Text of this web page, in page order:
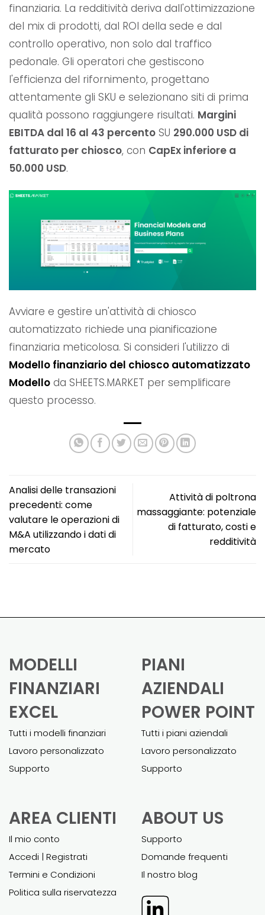
finanziaria. La redditività deriva dall'ottimizzazione
del mix di prodotti, dal ROI della sede e dal
controllo operativo, non solo dal traffico
pedonale. Gli operatori che gestiscono
l'efficienza del rifornimento, progettano
attentamente gli SKU e selezionano siti di prima
qualità possono raggiungere risultati. Margini
EBITDA dal 16 al 43 percento SU 290.000 USD di
fatturato per chiosco, con CapEx inferiore a
50.000 USD.
Avviare e gestire un'attività di chiosco
automatizzato richiede una pianificazione
finanziaria meticolosa. Si consideri l'utilizzo di
Modello finanziario del chiosco automatizzato
Modello da SHEETS.MARKET per semplificare
questo processo.
Analisi delle transazioni
precedenti: come
valutare le operazioni di
M&A utilizzando i dati di
mercato
Attività di poltrona
massaggiante: potenziale
di fatturato, costi e
redditività
MODELLI
FINANZIARI
EXCEL
Tutti i modelli finanziari
Lavoro personalizzato
Supporto
PIANI
AZIENDALI
POWER POINT
Tutti i piani aziendali
Lavoro personalizzato
Supporto
AREA CLIENTI
Il mio conto
Accedi | Registrati
Termini e Condizioni
Politica sulla riservatezza
ABOUT US
Supporto
Domande frequenti
Il nostro blog